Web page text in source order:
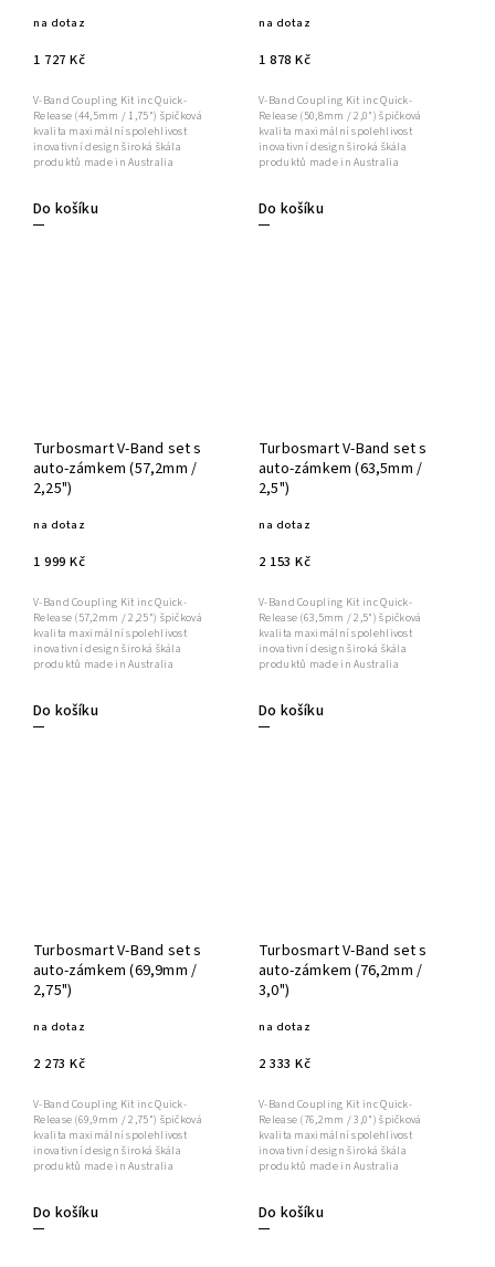
na dotaz
1 727 Kč
Do košíku
V-Band Coupling Kit inc Quick-
Release (44,5mm / 1,75") špičková
kvalita maximální spolehlivost
inovativní design široká škála
produktů made in Australia
na dotaz
1 878 Kč
Do košíku
V-Band Coupling Kit inc Quick-
Release (50,8mm / 2,0") špičková
kvalita maximální spolehlivost
inovativní design široká škála
produktů made in Australia
Turbosmart V-Band set s
auto-zámkem (57,2mm /
2,25")
na dotaz
1 999 Kč
Do košíku
V-Band Coupling Kit inc Quick-
Release (57,2mm / 2,25") špičková
kvalita maximální spolehlivost
inovativní design široká škála
produktů made in Australia
Turbosmart V-Band set s
auto-zámkem (63,5mm /
2,5")
na dotaz
2 153 Kč
Do košíku
V-Band Coupling Kit inc Quick-
Release (63,5mm / 2,5") špičková
kvalita maximální spolehlivost
inovativní design široká škála
produktů made in Australia
Turbosmart V-Band set s
auto-zámkem (69,9mm /
2,75")
na dotaz
2 273 Kč
Do košíku
V-Band Coupling Kit inc Quick-
Release (69,9mm / 2,75") špičková
kvalita maximální spolehlivost
inovativní design široká škála
produktů made in Australia
Turbosmart V-Band set s
auto-zámkem (76,2mm /
3,0")
na dotaz
2 333 Kč
Do košíku
V-Band Coupling Kit inc Quick-
Release (76,2mm / 3,0") špičková
kvalita maximální spolehlivost
inovativní design široká škála
produktů made in Australia